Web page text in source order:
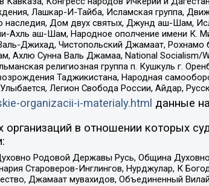
Лашкар-И-Тайба, Исламская группа,
Дом двух святых, Джунд аш-Шам,
Ахль аш-Шам, Народное ополчение имени К.
Джихад, Чистопольский Джамаат, Рохнамо
Сунна Валь Джамаа, National Socialism/
религиозная группа п. Кушкуль г.
Таджикистана, Народная
Легион Свобода России, Айдар,
organizacii-i-materialy.html данные на
в отношении которых
Родовой Державы Русь, Община
Староверов-Инглингов, Нурджулар, К
Джамаат мувахидов, Объединенный